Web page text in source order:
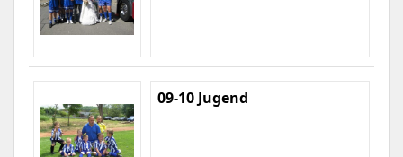
09-10 Jugend